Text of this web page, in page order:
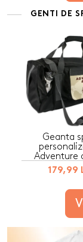
GENTI DE
Geanta
Adventure
179,99